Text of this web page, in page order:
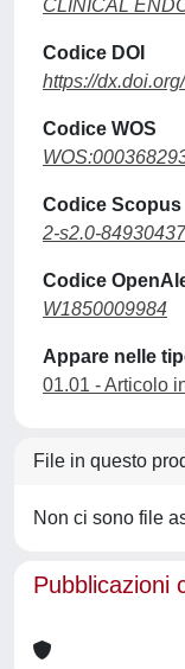
CLINICAL
Codice DOI
https://
Codice WOS
Codice Scopus
2-s2.0-
Codice
W1850009984
Appare nelle
01.01 - Articolo
File in questo
Non ci sono file
Pubblicazioni